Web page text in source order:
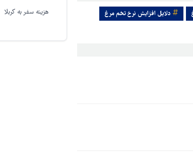
دلایل افزایش نرخ تخم مرغ هزینه سفر به کربلا